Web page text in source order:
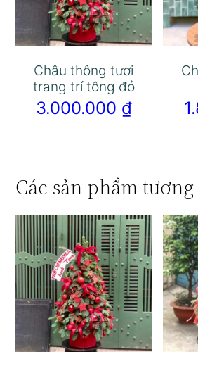
Chậu thông tươi
trang trí tông đỏ
3.000.000 ₫
Các sản phẩm